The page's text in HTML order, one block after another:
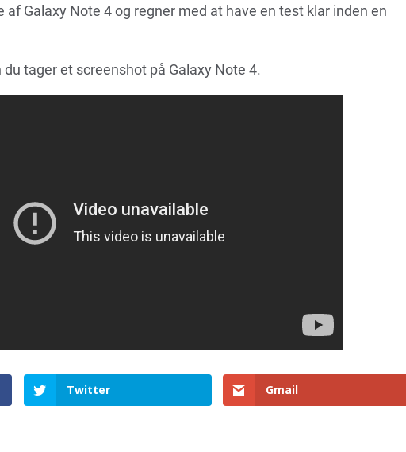
af Galaxy Note 4 og regner med at have en test klar inden en
tager et screenshot på Galaxy Note 4.
Twitter Gmail